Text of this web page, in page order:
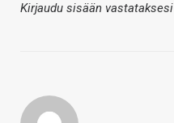
Kirjaudu sisään vastataksesi